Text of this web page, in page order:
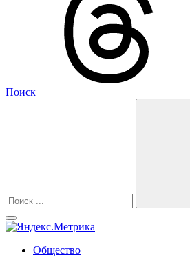
Поиск
Общество